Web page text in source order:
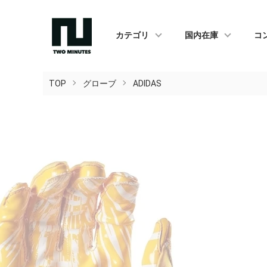
カテゴリ 国内在庫 コ
TOP グローブ ADIDAS